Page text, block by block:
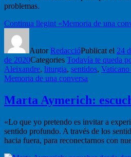
problemas.
Continua llegint «Memoria de una
AutorRedaccióPublicat el 24
de 2020Categories Todavía te queda
Aleixandre, liturgia, sentidos,
Memoria de una conversa
Marta Aymerich:
«Lo que yo pretendo es invitar a
sentido profundo. A través de los
hacia fuera, para reconectarnos con